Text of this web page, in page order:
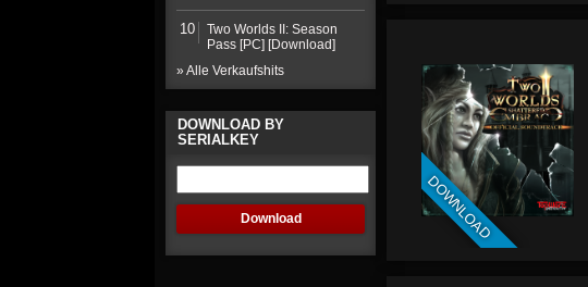
10
Two Worlds II: Season
Pass [PC] [Download]
» Alle Verkaufshits
DOWNLOAD BY
SERIALKEY
DOWNLOAD